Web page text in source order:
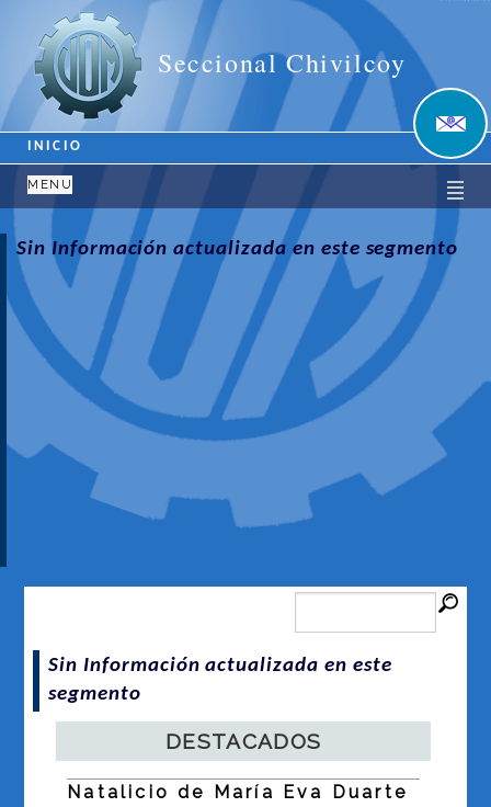
Seccional Chivilcoy
INICIO
MENU
Sin Información actualizada en este segmento
Sin Información actualizada en este
segmento
DESTACADOS
Natalicio de María Eva Duarte